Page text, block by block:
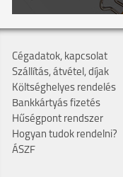
Cégadatok, kapcsolat
Szállítás, átvétel, díjak
Költséghelyes rendelés
Bankkártyás fizetés
Hűségpont rendszer
Hogyan tudok rendelni?
ÁSZF